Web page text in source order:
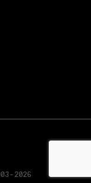
- 2026